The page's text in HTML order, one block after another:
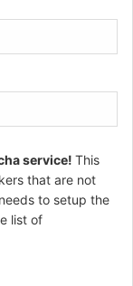
service! This
that are not
to setup the
list of